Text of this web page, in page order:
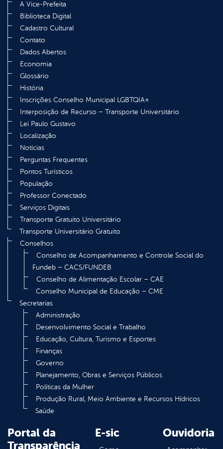
A Vice-Prefeita
Biblioteca Digital
Cadastro Cultural
Contato
Dados Abertos
Economia
Glossário
História
Inscrições Conselho Municipal LGBTQIA+
Interposição de Recurso – Transporte Universitário
Lei Paulo Gustavo
Localização
Notícias
Perguntas Frequentes
Pontos Turísticos
População
Professor Conectado
Serviços Digitais
Transporte Gratuito Universitário
Transporte Universitário Gratuito
Conselhos
Conselho de Acompanhamento e Controle Social do
Fundeb – CACS/FUNDEB
Conselho de Alimentação Escolar – CAE
Conselho Municipal de Educação – CME
Secretarias
Administração
Desenvolvimento Social e Trabalho
Educação, Cultura, Turismo e Esportes
Finanças
Governo
Planejamento, Obras e Serviços Públicos
Políticas da Mulher
Produção Rural, Meio Ambiente e Recursos Hídricos
Saúde
Portal da
Transparência
E-sic Ouvidoria